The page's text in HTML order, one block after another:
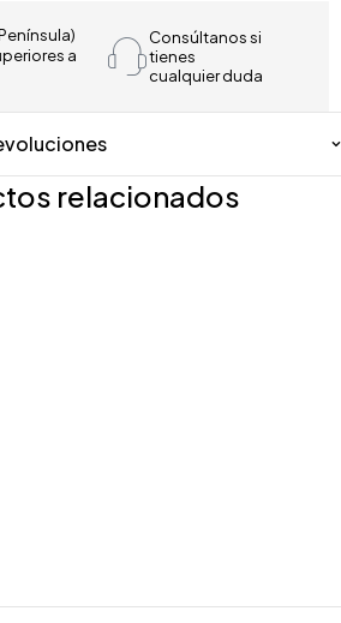
a
Consúltanos si
tienes
cualquier duda
relacionados